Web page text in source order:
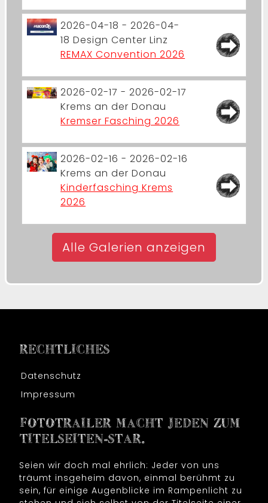
2026-04-18 - 2026-04-
18 Design Center Linz
REMAX Convention 2026
2026-02-17 - 2026-02-17
Krems an der Donau
Kremser Fasching 2026
2026-02-16 - 2026-02-16
Krems an der Donau
Kinderfasching Krems
2026
Alle Galerien anzeigen
RECHTLICHES
Datenschutz
Impressum
FOTOTRAILER MACHT JEDEN ZUM
TITELSEITEN-STAR.
Seien wir doch mal ehrlich: Jeder von uns
träumt insgeheim davon, einmal berühmt zu
sein, für einige Augenblicke im Rampenlicht zu